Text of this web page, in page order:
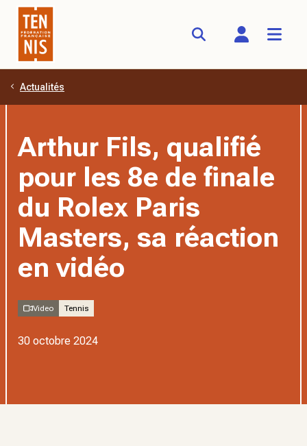
Aller au contenu principal
Actualités
Arthur Fils, qualifié
pour les 8e de finale
du Rolex Paris
Masters, sa réaction
en vidéo
Video Tennis
30 octobre 2024